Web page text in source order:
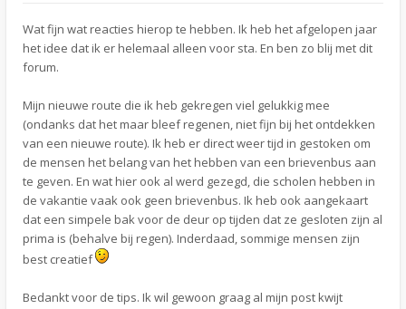
Wat fijn wat reacties hierop te hebben. Ik heb het afgelopen jaar
het idee dat ik er helemaal alleen voor sta. En ben zo blij met dit
forum.
Mijn nieuwe route die ik heb gekregen viel gelukkig mee
(ondanks dat het maar bleef regenen, niet fijn bij het ontdekken
van een nieuwe route). Ik heb er direct weer tijd in gestoken om
de mensen het belang van het hebben van een brievenbus aan
te geven. En wat hier ook al werd gezegd, die scholen hebben in
de vakantie vaak ook geen brievenbus. Ik heb ook aangekaart
dat een simpele bak voor de deur op tijden dat ze gesloten zijn al
prima is (behalve bij regen). Inderdaad, sommige mensen zijn
best creatief
Bedankt voor de tips. Ik wil gewoon graag al mijn post kwijt